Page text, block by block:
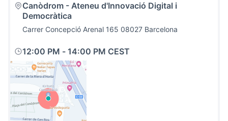
Canòdrom - Ateneu d'Innovació Digital i
Democràtica
Carrer Concepció Arenal 165 08027 Barcelona
12:00 PM - 14:00 PM CEST